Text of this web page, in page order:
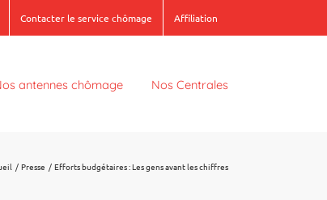
Contacter le service chômage Affiliation
antennes chômage Nos Centrales
Presse Efforts budgétaires : Les gens avant les chiffres